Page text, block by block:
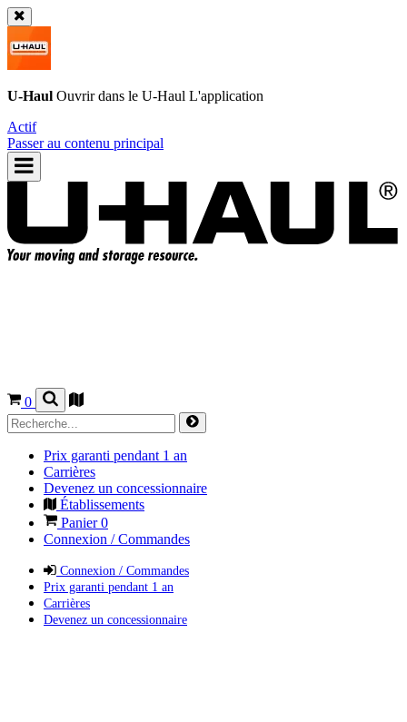
U-Haul Ouvrir dans le U-Haul L'application
Actif
Passer au contenu principal
0
Prix garanti pendant 1 an
Carrières
Devenez un concessionnaire
Établissements
Panier0
Connexion / Commandes
Connexion / Commandes
Prix garanti pendant 1 an
Carrières
Devenez un concessionnaire